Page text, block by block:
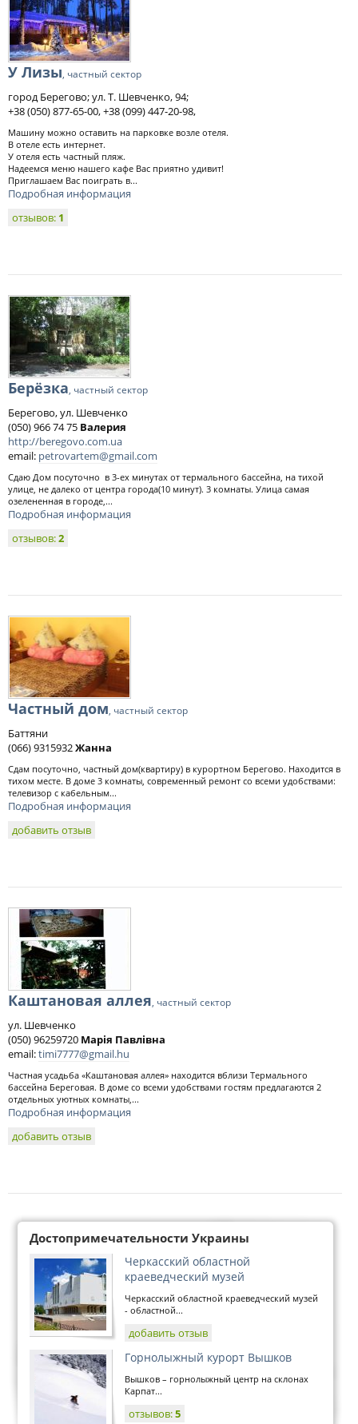
У Лизы, частный сектор
город Берегово; ул. Т. Шевченко, 94;
+38 (050) 877-65-00, +38 (099) 447-20-98,
Машину можно оставить на парковке возле отеля.
В отеле есть интернет.
У отеля есть частный пляж.
Надеемся меню нашего кафе Вас приятно удивит!
Приглашаем Вас поиграть в...
Подробная информация
отзывов: 1
Берёзка, частный сектор
Берегово, ул. Шевченко
(050) 966 74 75 Валерия
http://beregovo.com.ua
email: petrovartem@gmail.com
Сдаю Дом посуточно в 3-ех минутах от термального бассейна, на тихой
улице, не далеко от центра города(10 минут). 3 комнаты. Улица самая
озелененная в городе,...
Подробная информация
отзывов:2
Частный дом, частный сектор
Баттяни
(066) 9315932Жанна
Сдам посуточно, частный дом(квартиру)‎ в курортном Берегово. Находится в
тихом месте. В доме 3 комнаты, современный ремонт со всеми удобствами:
телевизор с кабельным...
Подробная информация
добавить отзыв
Каштановая аллея, частный сектор
ул. Шевченко
(050) 96259720 Марія Павлівна
email:timi7777@gmail.hu
Частная усадьба «Каштановая аллея» находится вблизи Термального
бассейна Береговая. В доме со всеми удобствами гостям предлагаются 2
отдельных уютных комнаты,...
Подробная информация
добавить отзыв
Достопримечательности Украины
Черкасский областной
краеведческий музей
Черкасский областной краеведческий музей
- областной...
добавить отзыв
Горнолыжный курорт Вышков
Вышков – горнолыжный центр на склонах
Карпат...
отзывов:5